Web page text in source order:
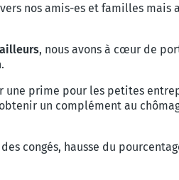
nos amis-es et familles
, nous avons à cœur de
prime pour les petites
un complément au
congés, hausse du